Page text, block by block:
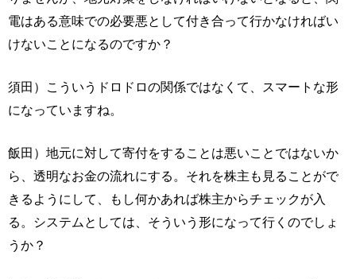
電はある意味での必要悪として付き合って行かなければい
けないことになるのですか？
須田）こういうドロドロの関係ではなくて、スマートな形
になっていますね。
飯田）地元に対して寄付をすることは悪いことではないか
ら、透明なお金の流れにする。それを株主も見ることがで
きるようにして、もし何かあれば株主からチェックが入
る。システムとしては、そういう形になって行くのでしょ
うか？